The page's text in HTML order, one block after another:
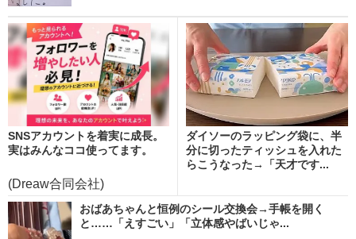
SNSアカウントを着実に成長。
実はみんなココ使ってます。
(Dreaw合同会社)
ダイソーのラッピング袋に、半
分に切ったティッシュを入れた
らこうなった→「天才です...
おばあちゃんと恒例のシール交換会→手帳を開く
と……「えすごい」「立体感やばいじゃ...